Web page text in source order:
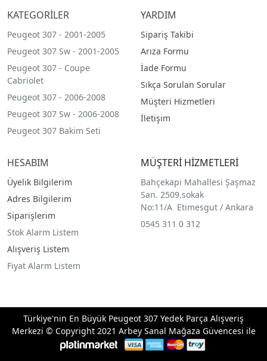
KATEGORİLER
Peugeot 307 - 2001-2005
Peugeot 307 Sw - 2001-2005
Peugeot 307 - Coupe
Cabriolet
Peugeot 307 - 2006-2008
Peugeot 307 Sw - 2006-2008
Peugeot 307 Bakim Seti
YARDIM
Sipariş Takibi
Arıza Formu
İade Formu
Sıkça Sorulan Sorular
Müşteri Hizmetleri
İletişim
HESABIM
Üyelik Bilgilerim
Adres Bilgilerim
Siparişlerim
Stok Alarm Listem
Alışveriş Listem
Fiyat Alarm Listem
MÜŞTERİ HİZMETLERİ
Bahçekapı Mahallesi Şaşmaz
San. 2509.sokak
No:11/A Etimesgut / Ankara
0545 311 0 312
Türkiye'nin En Büyük Peugeot 307 Yedek Parça Alışveriş
Merkezi © Copyright 2021 Arbey Sanal Mağaza Güvencesi ile